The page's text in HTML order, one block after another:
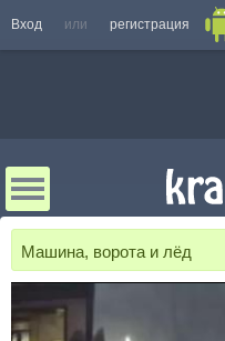
Вход или регистрация
Машина, ворота и лёд